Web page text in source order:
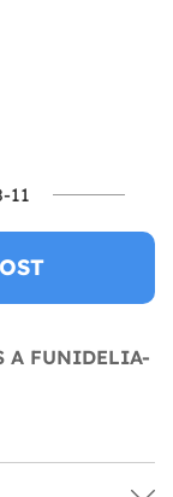
11
A FUNIDELIA-